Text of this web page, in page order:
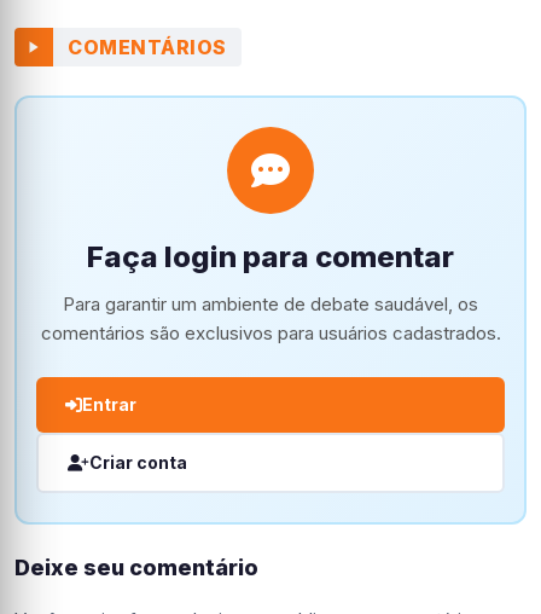
COMENTÁRIOS
Faça login para comentar
Para garantir um ambiente de debate saudável, os
comentários são exclusivos para usuários cadastrados.
Entrar
Criar conta
Deixe seu comentário